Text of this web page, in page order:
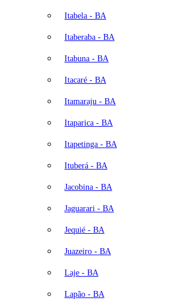
Itabela - BA
Itaberaba - BA
Itabuna - BA
Itacaré - BA
Itamaraju - BA
Itaparica - BA
Itapetinga - BA
Ituberá - BA
Jacobina - BA
Jaguarari - BA
Jequié - BA
Juazeiro - BA
Laje - BA
Lapão - BA